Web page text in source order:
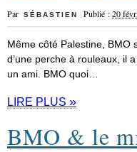
Par SÉBASTIEN |Publié :20
Même côté Palestine, BMO
d’une perche à rouleaux, il
un ami. BMO quoi…
LIRE PLUS »
BMO & le